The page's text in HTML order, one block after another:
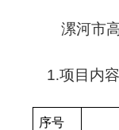
漯河市
1.项目内容
序号